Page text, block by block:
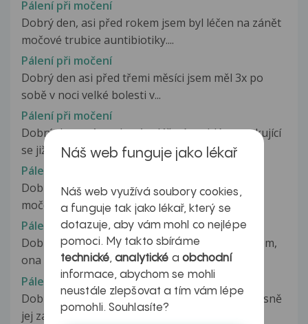
Pálení při močení
Dobrý den, asi před rokem jsem byl léčen na zánět
močové trubice auntibiotiky....
Pálení při močení
Dobrý den asi před třemi měsíci jsem měl 3x po
sobě v noci velké bolesti v...
Pálení při močení
Dobrý den, mám takový zvláštní problém opakující
se již nějakou dobu. Jakmile...
Pálení při močení
Dobrý den..Mám už skoro měsic problém při
močení , pálí mě to při konci močení...
Pálení při močení
Dobrý den, při chráněném sexu mi spadl kondom,
ona byla nahoře a cca 4min....
Pálení při močení
Dobrý den. Mám problém a nevím, do čeho přesně
jej zařadit. Snad mi pomůžete....
Náš web funguje jako lékař
Náš web využívá soubory cookies,
a funguje tak jako lékař, který se
dotazuje, aby vám mohl co nejlépe
pomoci. My takto sbíráme
technické,analytické a obchodní
informace, abychom se mohli
neustále zlepšovat a tím vám lépe
pomohli. Souhlasíte?